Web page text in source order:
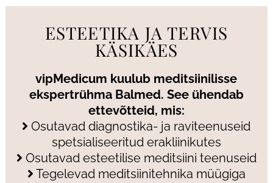
ESTEETIKA JA TERVIS
KÄSIKÄES
vipMedicum kuulub meditsiinilisse
ekspertrühma Balmed. See ühendab
ettevõtteid, mis:
Osutavad diagnostika- ja raviteenuseid
spetsialiseeritud erakliinikutes
Osutavad esteetilise meditsiini teenuseid
Tegelevad meditsiinitehnika müügiga